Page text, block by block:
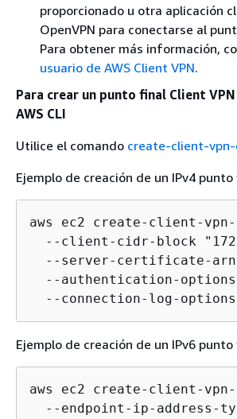
proporcionado u otra aplicación
OpenVPN para conectarse al
Para obtener más información,
usuario de AWS Client VPN.
Para crear un punto final Client
AWS CLI
Utilice el comando create-client-
Ejemplo de creación de un IPv4 punto
aws ec2 create-client-
--client-cidr-block
--server-certificate-
--authentication-
--connection-log-options
Ejemplo de creación de un IPv6 punto
aws ec2 create-client-
--endpoint-ip-address-